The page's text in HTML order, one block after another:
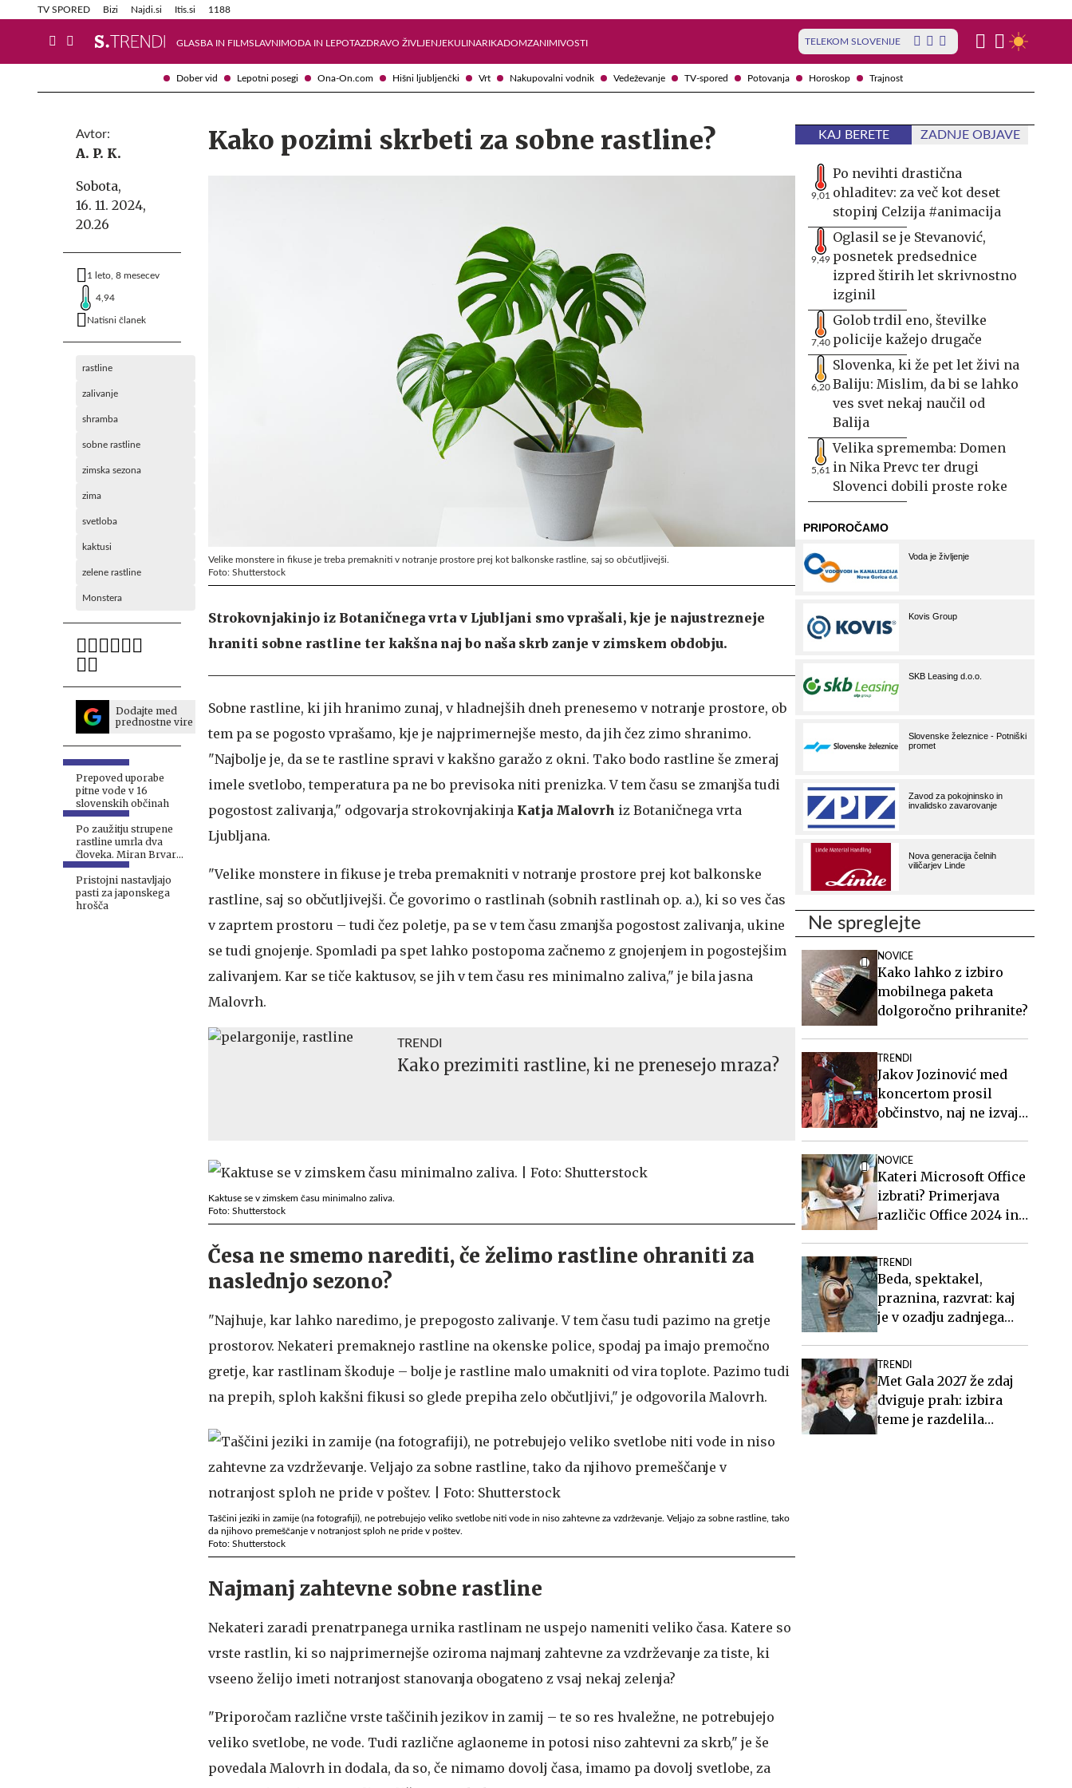
Dober vid Lepotni posegi Ona-On.com Hišni ljubljenčki Vrt Nakupovalni vodnik Vedeževanje TV-spored Potovanja Horoskop Trajnost
TV SPORED Bizi Najdi.si Itis.si 1188
GLASBA IN FILMSLAVNIMODA IN LEPOTAZDRAVO ŽIVLJENJEKULINARIKADOMZANIMIVOSTI TELEKOM SLOVENIJE
Info in obvestila Tehnik
Avtor:
A. P. K.
Sobota,
16. 11. 2024,
20.26
1 leto, 8 mesecev
4,94
Natisni članek
rastline
zalivanje
shramba
sobne rastline
zimska sezona
zima
svetloba
kaktusi
zelene rastline
Monstera
Dodajte med
prednostne vire
Prepoved uporabe
pitne vode v 16
slovenskih občinah
Po zaužitju strupene
rastline umrla dva
človeka. Miran Brvar
opozoril, na kaj
moramo biti pozorni.
#video
Pristojni nastavljajo
pasti za japonskega
hrošča
Kako pozimi skrbeti za sobne rastline?
Velike monstere in fikuse je treba premakniti v notranje prostore prej kot balkonske rastline, saj so občutljivejši.
Foto: Shutterstock
Strokovnjakinjo iz Botaničnega vrta v Ljubljani smo vprašali, kje je najustrezneje
hraniti sobne rastline ter kakšna naj bo naša skrb zanje v zimskem obdobju.
Sobne rastline, ki jih hranimo zunaj, v hladnejših dneh prenesemo v notranje prostore, ob
tem pa se pogosto vprašamo, kje je najprimernejše mesto, da jih čez zimo shranimo.
"Najbolje je, da se te rastline spravi v kakšno garažo z okni. Tako bodo rastline še zmeraj
imele svetlobo, temperatura pa ne bo previsoka niti prenizka. V tem času se zmanjša tudi
pogostost zalivanja," odgovarja strokovnjakinja Katja Malovrh iz Botaničnega vrta
Ljubljana.
"Velike monstere in fikuse je treba premakniti v notranje prostore prej kot balkonske
rastline, saj so občutljivejši. Če govorimo o rastlinah (sobnih rastlinah op. a.), ki so ves čas
v zaprtem prostoru – tudi čez poletje, pa se v tem času zmanjša pogostost zalivanja, ukine
se tudi gnojenje. Spomladi pa spet lahko postopoma začnemo z gnojenjem in pogostejšim
zalivanjem. Kar se tiče kaktusov, se jih v tem času res minimalno zaliva," je bila jasna
Malovrh.
TRENDI
Kako prezimiti rastline, ki ne prenesejo mraza?
Kaktuse se v zimskem času minimalno zaliva.
Foto: Shutterstock
Česa ne smemo narediti, če želimo rastline ohraniti za
naslednjo sezono?
"Najhuje, kar lahko naredimo, je prepogosto zalivanje. V tem času tudi pazimo na gretje
prostorov. Nekateri premaknejo rastline na okenske police, spodaj pa imajo premočno
gretje, kar rastlinam škoduje – bolje je rastline malo umakniti od vira toplote. Pazimo tudi
na prepih, sploh kakšni fikusi so glede prepiha zelo občutljivi," je odgovorila Malovrh.
Taščini jeziki in zamije (na fotografiji), ne potrebujejo veliko svetlobe niti vode in niso zahtevne za vzdrževanje. Veljajo za sobne rastline, tako
da njihovo premeščanje v notranjost sploh ne pride v poštev.
Foto: Shutterstock
Najmanj zahtevne sobne rastline
Nekateri zaradi prenatrpanega urnika rastlinam ne uspejo nameniti veliko časa. Katere so
vrste rastlin, ki so najprimernejše oziroma najmanj zahtevne za vzdrževanje za tiste, ki
vseeno želijo imeti notranjost stanovanja obogateno z vsaj nekaj zelenja?
"Priporočam različne vrste taščinih jezikov in zamij – te so res hvaležne, ne potrebujejo
veliko svetlobe, ne vode. Tudi različne aglaoneme in potosi niso zahtevni za skrb," je še
povedala Malovrh in dodala, da so, če nimamo dovolj časa, imamo pa dovolj svetlobe, za
KAJ BERETE ZADNJE OBJAVE
9,01
Po nevihti drastična
ohladitev: za več kot deset
stopinj Celzija #animacija
9,49
Oglasil se je Stevanović,
posnetek predsednice
izpred štirih let skrivnostno
izginil
7,40
Golob trdil eno, številke
policije kažejo drugače
6,20
Slovenka, ki že pet let živi na
Baliju: Mislim, da bi se lahko
ves svet nekaj naučil od
Balija
5,61
Velika sprememba: Domen
in Nika Prevc ter drugi
Slovenci dobili proste roke
Ne spreglejte
NOVICE
Kako lahko z izbiro
mobilnega paketa
dolgoročno prihranite?
TRENDI
Jakov Jozinović med
koncertom prosil
občinstvo, naj ne izvaja
NOVICE
Kateri Microsoft Office
izbrati? Primerjava
različic Office 2024 in
TRENDI
Beda, spektakel,
praznina, razvrat: kaj
je v ozadju zadnjega
TRENDI
Met Gala 2027 že zdaj
dviguje prah: izbira
teme je razdelila